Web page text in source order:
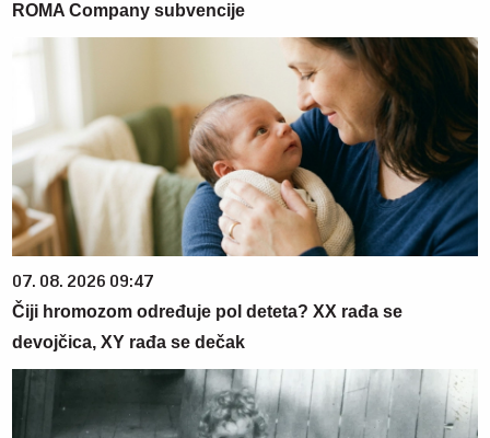
ROMA Company subvencije
07. 08. 2026 09:47
Čiji hromozom određuje pol deteta? XX rađa se
devojčica, XY rađa se dečak